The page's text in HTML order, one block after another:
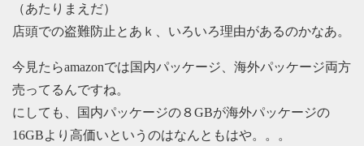
（あたりまえだ）
店頭での盗難防止とあｋ、いろいろ理由があるのかなあ。
今見たらamazonでは国内パッケージ、海外パッケージ両方
売ってるんですね。
にしても、国内パッケージの８GBが海外パッケージの
16GBより高価いというのはなんともはや。。。